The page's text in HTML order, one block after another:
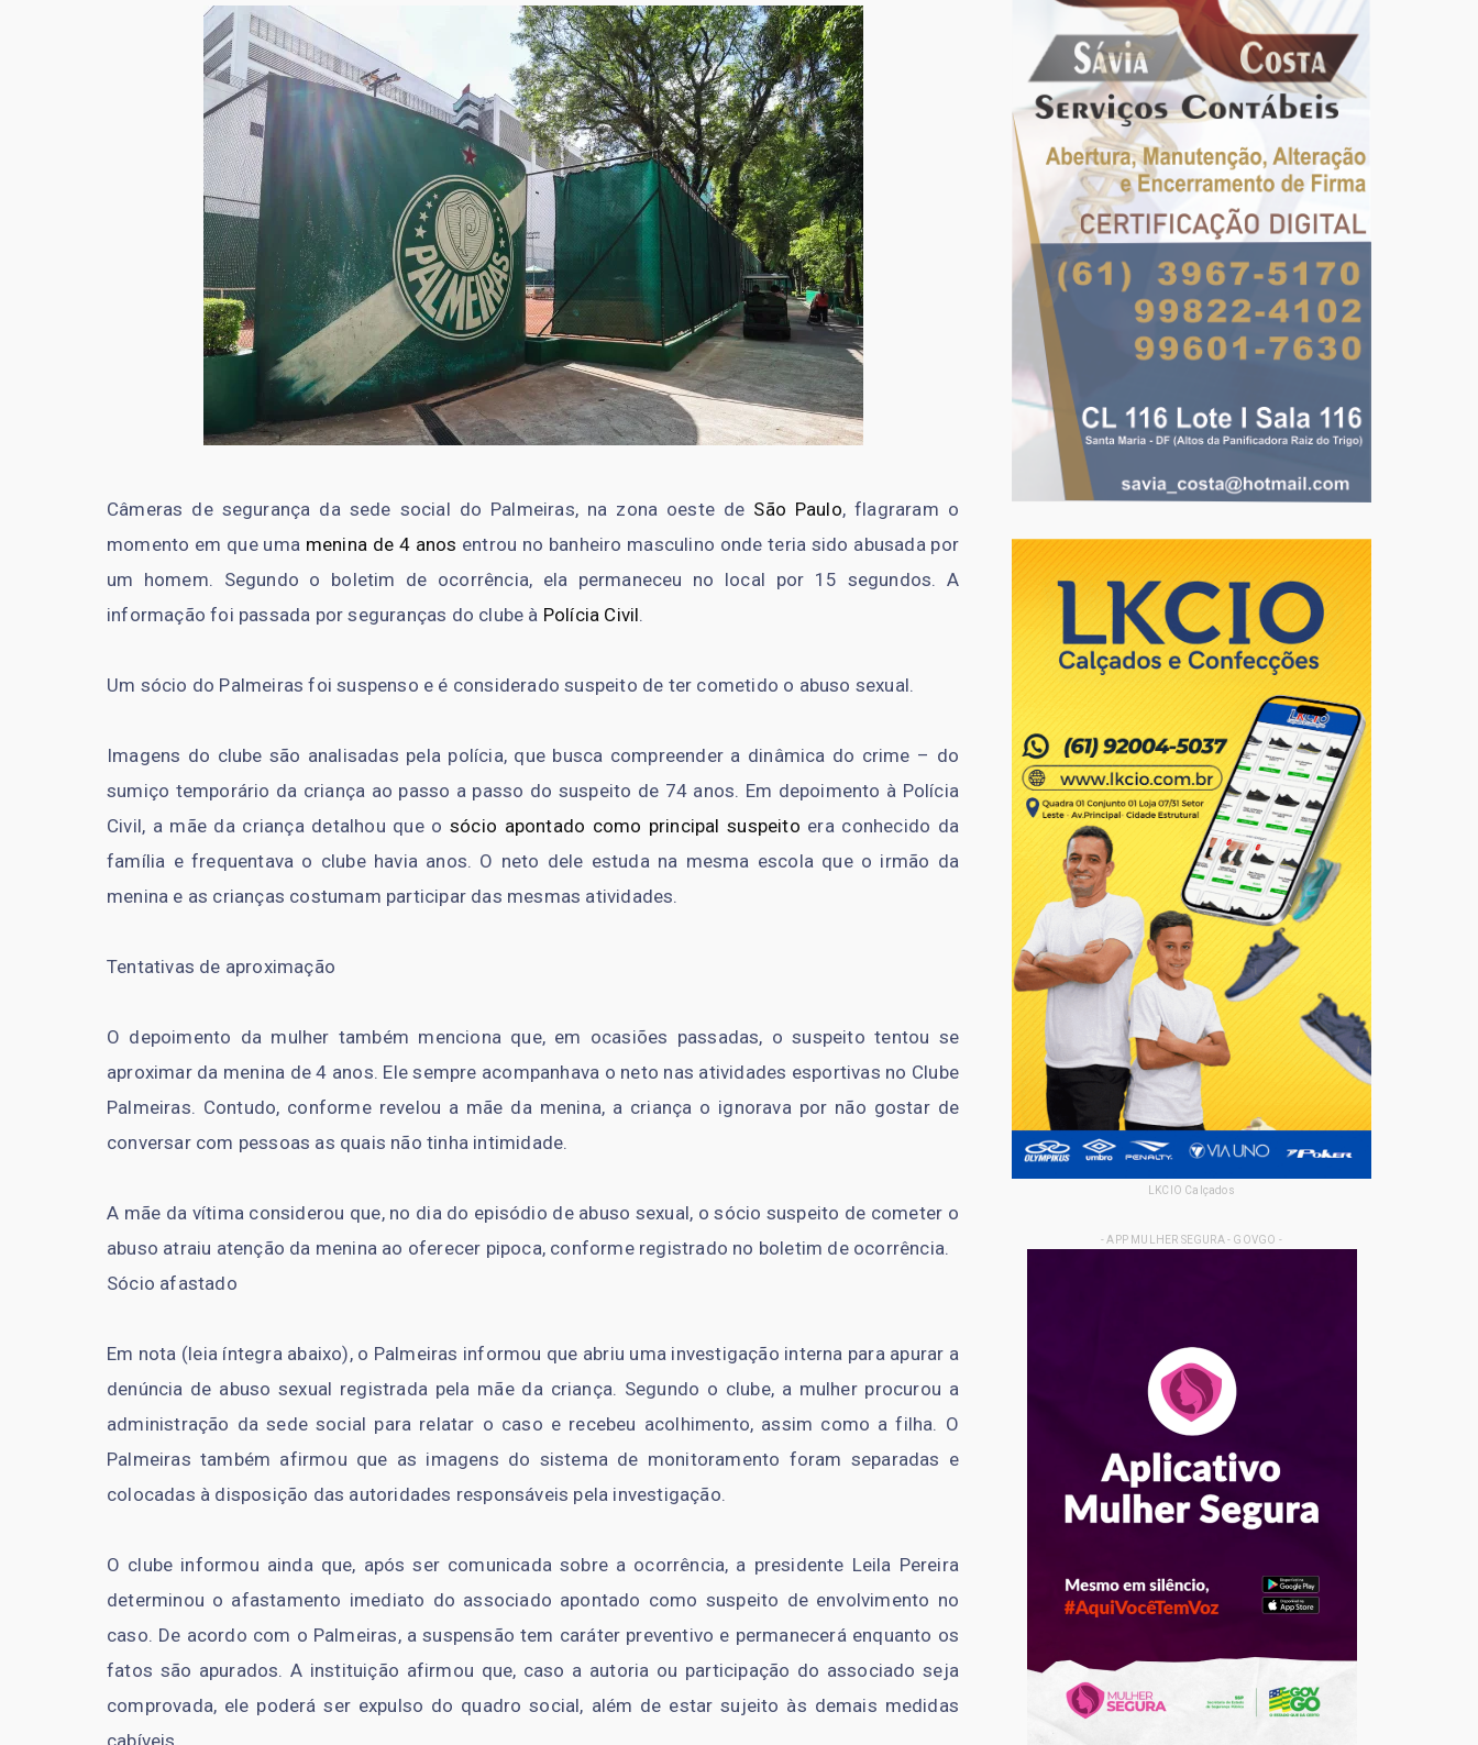
Câmeras de segurança da sede social do Palmeiras, na zona oeste de São Paulo, flagraram o
momento em que uma menina de 4 anos entrou no banheiro masculino onde teria sido abusada por
um homem. Segundo o boletim de ocorrência, ela permaneceu no local por 15 segundos. A
informação foi passada por seguranças do clube à Polícia Civil.
Um sócio do Palmeiras foi suspenso e é considerado suspeito de ter cometido o abuso sexual.
Imagens do clube são analisadas pela polícia, que busca compreender a dinâmica do crime – do
sumiço temporário da criança ao passo a passo do suspeito de 74 anos. Em depoimento à Polícia
Civil, a mãe da criança detalhou que osócio apontado como principal suspeito era conhecido da
família e frequentava o clube havia anos. O neto dele estuda na mesma escola que o irmão da
menina e as crianças costumam participar das mesmas atividades.
Tentativas de aproximação
O depoimento da mulher também menciona que, em ocasiões passadas, o suspeito tentou se
aproximar da menina de 4 anos. Ele sempre acompanhava o neto nas atividades esportivas no Clube
Palmeiras. Contudo, conforme revelou a mãe da menina, a criança o ignorava por não gostar de
conversar com pessoas as quais não tinha intimidade.
A mãe da vítima considerou que, no dia do episódio de abuso sexual, o sócio suspeito de cometer o
abuso atraiu atenção da menina ao oferecer pipoca, conforme registrado no boletim de ocorrência.
Sócio afastado
Em nota (leia íntegra abaixo), o Palmeiras informou que abriu uma investigação interna para apurar a
denúncia de abuso sexual registrada pela mãe da criança. Segundo o clube, a mulher procurou a
administração da sede social para relatar o caso e recebeu acolhimento, assim como a filha. O
Palmeiras também afirmou que as imagens do sistema de monitoramento foram separadas e
colocadas à disposição das autoridades responsáveis pela investigação.
O clube informou ainda que, após ser comunicada sobre a ocorrência, a presidente Leila Pereira
determinou o afastamento imediato do associado apontado como suspeito de envolvimento no
caso. De acordo com o Palmeiras, a suspensão tem caráter preventivo e permanecerá enquanto os
fatos são apurados. A instituição afirmou que, caso a autoria ou participação do associado seja
comprovada, ele poderá ser expulso do quadro social, além de estar sujeito às demais medidas
cabíveis.
LKCIO Calçados
- APP MULHER SEGURA - GOVGO -